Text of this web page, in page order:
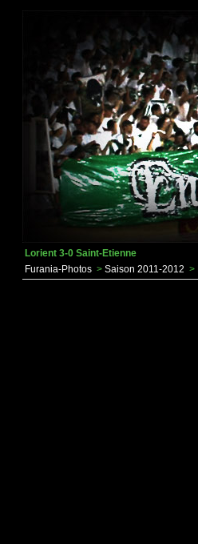
Lorient 3-0 Saint-Etienne
Furania-Photos > Saison 2011-2012 >